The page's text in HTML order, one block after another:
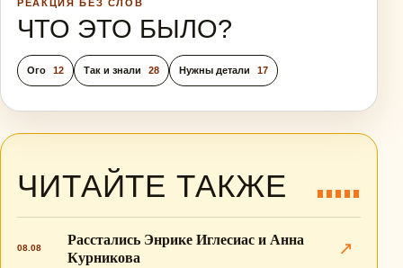
РЕАКЦИЯ БЕЗ СЛОВ
ЧТО ЭТО БЫЛО?
Ого 12 Так и знали 28 Нужны детали 17
ЧИТАЙТЕ ТАКЖЕ
08.08
Расстались Энрике Иглесиас и Анна
Курникова
↗